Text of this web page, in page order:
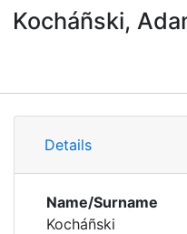
Kocháñski,
Details
Name/Surname
Kocháñski